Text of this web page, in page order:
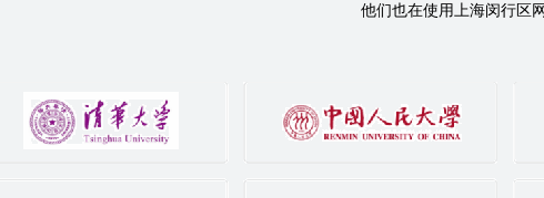
他们也在使用上海闵行区